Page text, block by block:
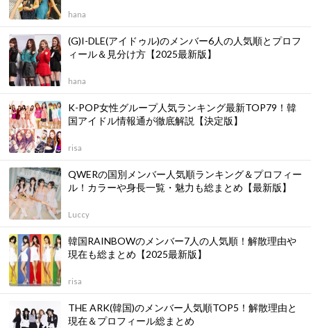
hana
(G)I-DLE(アイドゥル)のメンバー6人の人気順とプロフ
ィール＆見分け方【2025最新版】
hana
K-POP女性グループ人気ランキング最新TOP79！韓
国アイドル情報通が徹底解説【決定版】
risa
QWERの国別メンバー人気順ランキング＆プロフィー
ル！カラーや身長一覧・魅力も総まとめ【最新版】
Luccy
韓国RAINBOWのメンバー7人の人気順！解散理由や
現在も総まとめ【2025最新版】
risa
THE ARK(韓国)のメンバー人気順TOP5！解散理由と
現在＆プロフィール総まとめ